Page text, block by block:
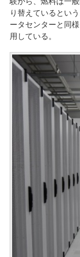
り替えているとい
ータセンターと同
用している。